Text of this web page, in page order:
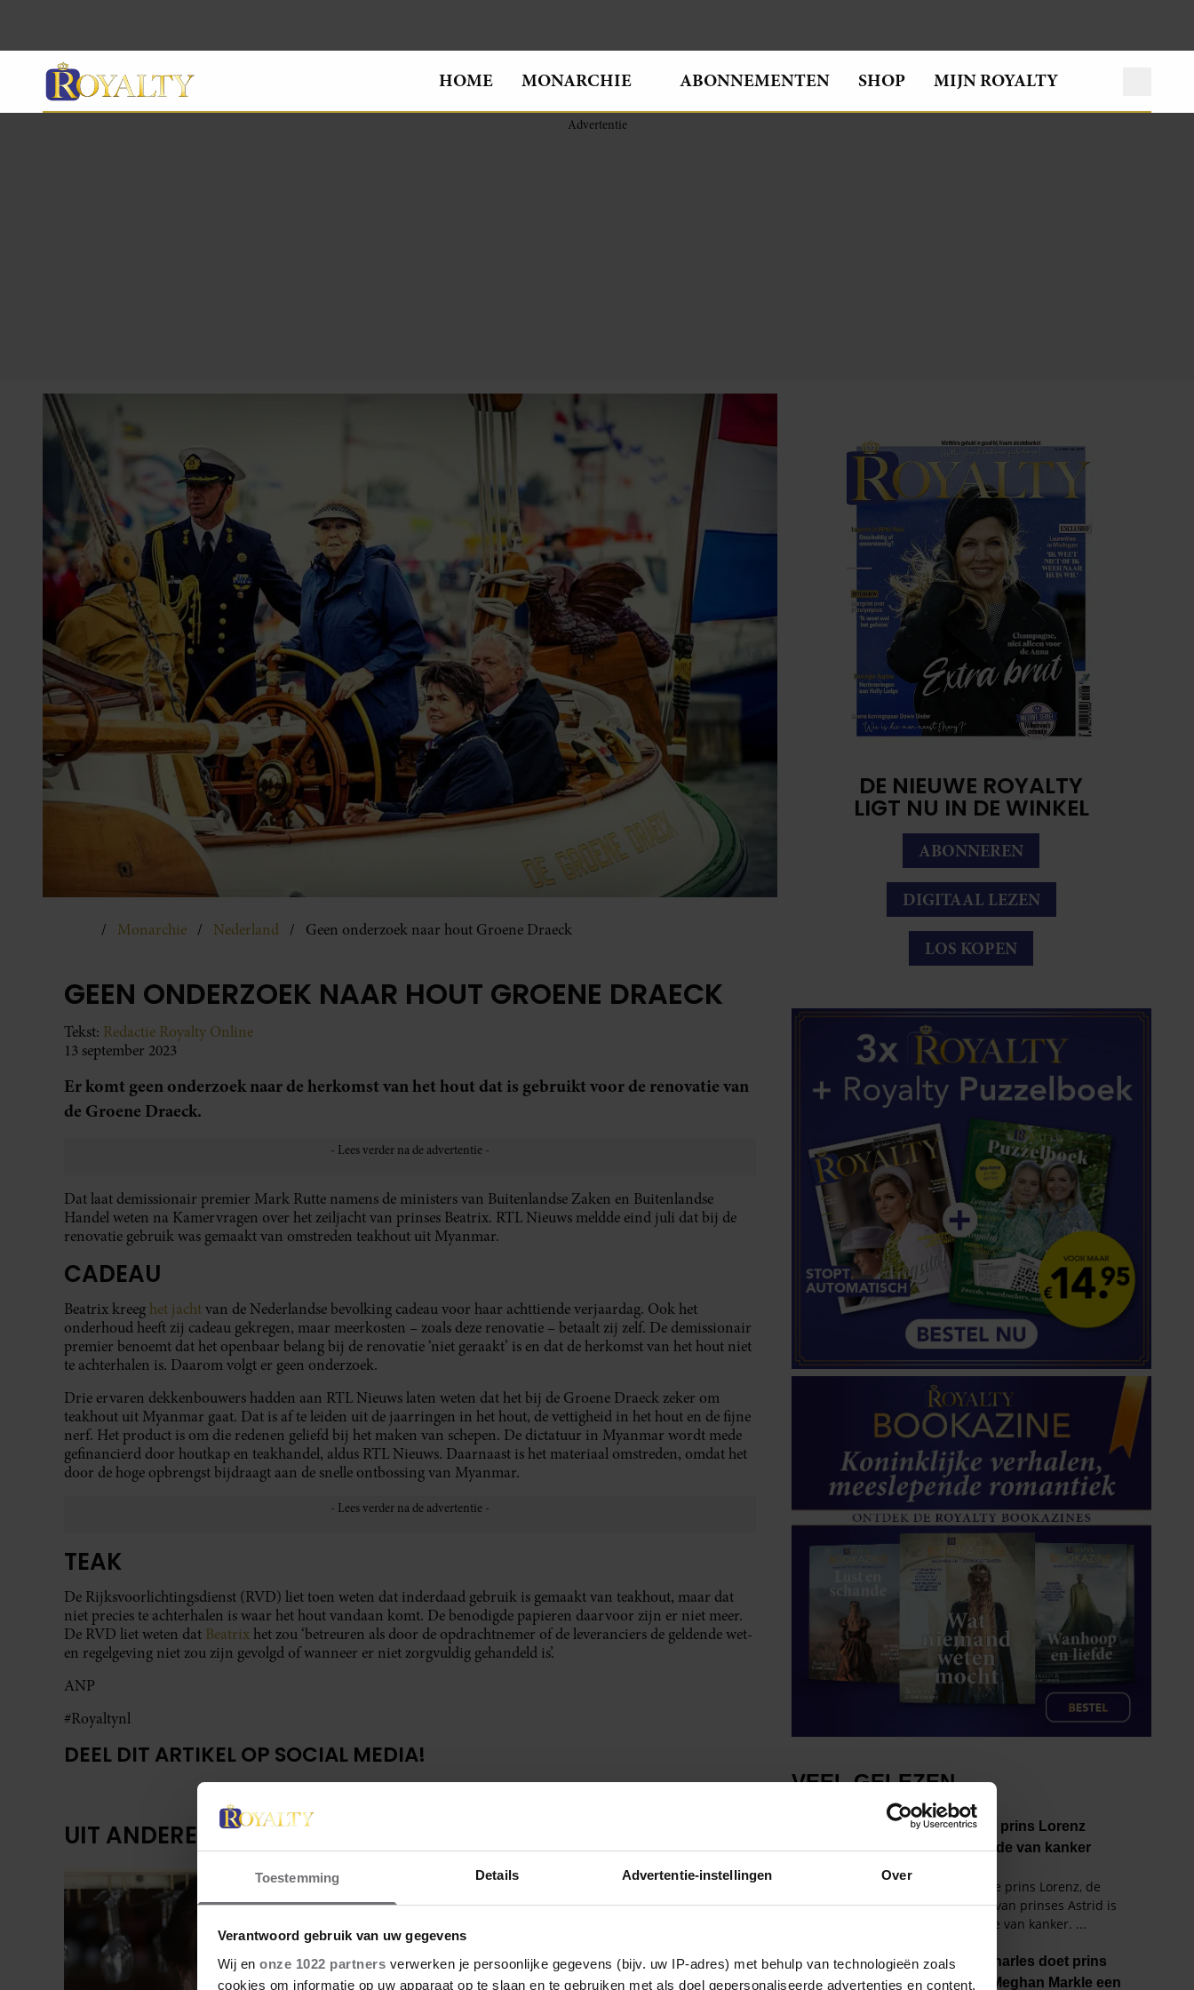
Toestemming Details Advertentie-instellingen Over
Verantwoord gebruik van uw gegevens
Wij en onze 1022 partners verwerken je persoonlijke gegevens (bijv. uw IP-adres) met behulp van technologieën zoals
cookies om informatie op uw apparaat op te slaan en te gebruiken met als doel gepersonaliseerde advertenties en content,
HOME MONARCHIE ABONNEMENTEN SHOP MIJN ROYALTY
Monarchie Nederland Geen onderzoek naar hout Groene Draeck
GEEN ONDERZOEK NAAR HOUT GROENE DRAECK
Tekst: Redactie Royalty Online
13 september 2023
Er komt geen onderzoek naar de herkomst van het hout dat is gebruikt voor de renovatie van
de Groene Draeck.
Dat laat demissionair premier Mark Rutte namens de ministers van Buitenlandse Zaken en Buitenlandse
Handel weten na Kamervragen over het zeiljacht van prinses Beatrix. RTL Nieuws meldde eind juli dat bij de
renovatie gebruik was gemaakt van omstreden teakhout uit Myanmar.
CADEAU
Beatrix kreeg het jachtvan de Nederlandse bevolking cadeau voor haar achttiende verjaardag. Ook het
onderhoud heeft zij cadeau gekregen, maar meerkosten – zoals deze renovatie – betaalt zij zelf. De demissionair
premier benoemt dat het openbaar belang bij de renovatie ‘niet geraakt’ is en dat de herkomst van het hout niet
te achterhalen is. Daarom volgt er geen onderzoek.
Drie ervaren dekkenbouwers hadden aan RTL Nieuws laten weten dat het bij de Groene Draeck zeker om
teakhout uit Myanmar gaat. Dat is af te leiden uit de jaarringen in het hout, de vettigheid in het hout en de fijne
nerf. Het product is om die redenen geliefd bij het maken van schepen. De dictatuur in Myanmar wordt mede
gefinancierd door houtkap en teakhandel, aldus RTL Nieuws. Daarnaast is het materiaal omstreden, omdat het
door de hoge opbrengst bijdraagt aan de snelle ontbossing van Myanmar.
TEAK
De Rijksvoorlichtingsdienst (RVD) liet toen weten dat inderdaad gebruik is gemaakt van teakhout, maar dat
niet precies te achterhalen is waar het hout vandaan komt. De benodigde papieren daarvoor zijn er niet meer.
De RVD liet weten dat Beatrix het zou ‘betreuren als door de opdrachtnemer of de leveranciers de geldende wet-
en regelgeving niet zou zijn gevolgd of wanneer er niet zorgvuldig gehandeld is’.
ANP
#Royaltynl
DEEL DIT ARTIKEL OP SOCIAL MEDIA!
UIT ANDERE MEDIA
DE NIEUWE ROYALTY
LIGT NU IN DE WINKEL
ABONNEREN
DIGITAAL LEZEN
LOS KOPEN